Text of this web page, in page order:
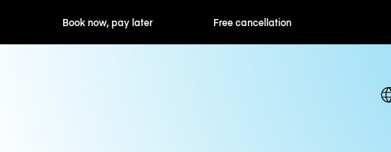
now, pay later Free cancellation Hourly / Daily Rates